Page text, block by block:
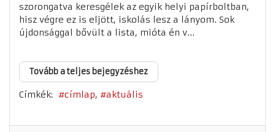
szorongatva keresgélek az egyik helyi papírboltban,
hisz végre ez is eljött, iskolás lesz a lányom. Sok
újdonsággal bővült a lista, mióta én v...
Tovább a teljes bejegyzéshez
Címkék: címlap aktuális